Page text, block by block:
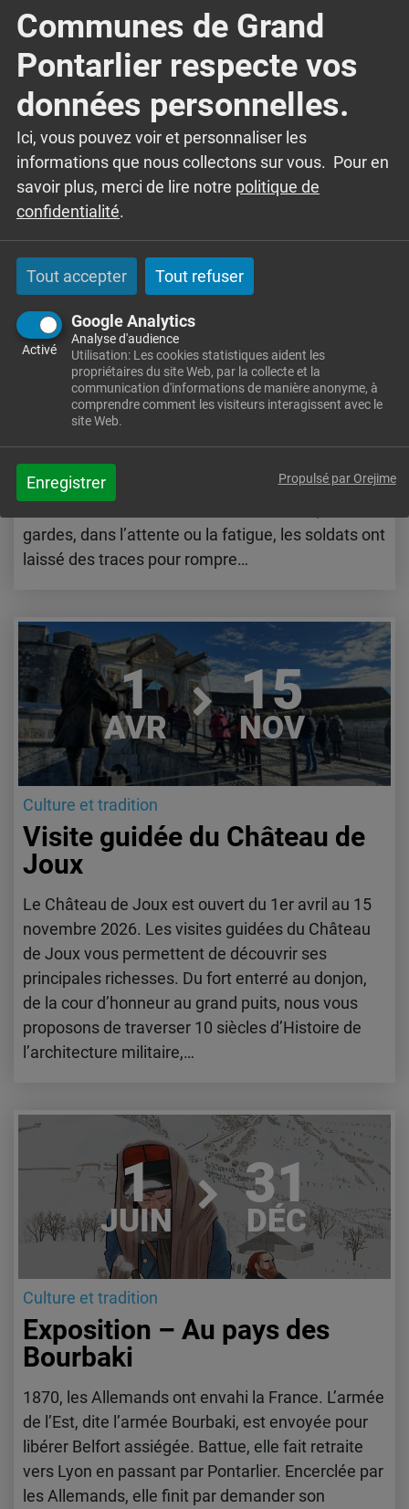
Communes de Grand
Pontarlier respecte vos
données personnelles.
Ici, vous pouvez voir et personnaliser les
informations que nous collectons sur vous. Pour en
savoir plus, merci de lire notre politique de
confidentialité.
Tout accepter Tout refuser
Google Analytics
Activé
Analyse d'audience
Utilisation: Les cookies statistiques aident les
propriétaires du site Web, par la collecte et la
communication d'informations de manière anonyme, à
comprendre comment les visiteurs interagissent avec le
site Web.
Enregistrer Propulsé par Orejime
Pontarlier. Campagne de restauration pour les
militaires de Napoléon. De nombreux portraits
de…
1
AVR
15
NOV
Culture et tradition
Exposition – « Graffitis :
mémoire des soldats du Fort
de Joux »
jamais total. Ici les pierres, marquées par le froid
et le temps, portent encore des traces de ceux qui
gardes, dans l’attente ou la fatigue, les soldats ont
laissé des traces pour rompre…
Lire l'article
1
AVR
15
NOV
Culture et tradition
Visite guidée du Château de
Joux
Le Château de Joux est ouvert du 1er avril au 15
novembre 2026. Les visites guidées du Château
de Joux vous permettent de découvrir ses
principales richesses. Du fort enterré au donjon,
de la cour d’honneur au grand puits, nous vous
proposons de traverser 10 siècles d’Histoire de
l’architecture militaire,…
Lire l'article
1
JUIN
31
DÉC
Culture et tradition
Exposition – Au pays des
Bourbaki
1870, les Allemands ont envahi la France. L’armée
de l’Est, dite l’armée Bourbaki, est envoyée pour
libérer Belfort assiégée. Battue, elle fait retraite
vers Lyon en passant par Pontarlier. Encerclée par
les Allemands, elle finit par demander son
Lire l'article